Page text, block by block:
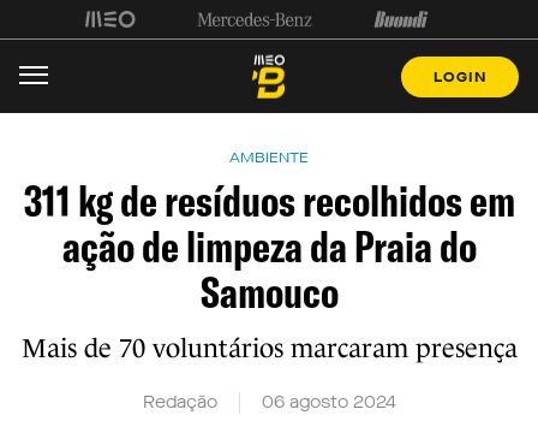
LOGIN
AMBIENTE
311 kg de resíduos recolhidos em
ação de limpeza da Praia do
Samouco
Mais de 70 voluntários marcaram presença
Redação 06 agosto 2024